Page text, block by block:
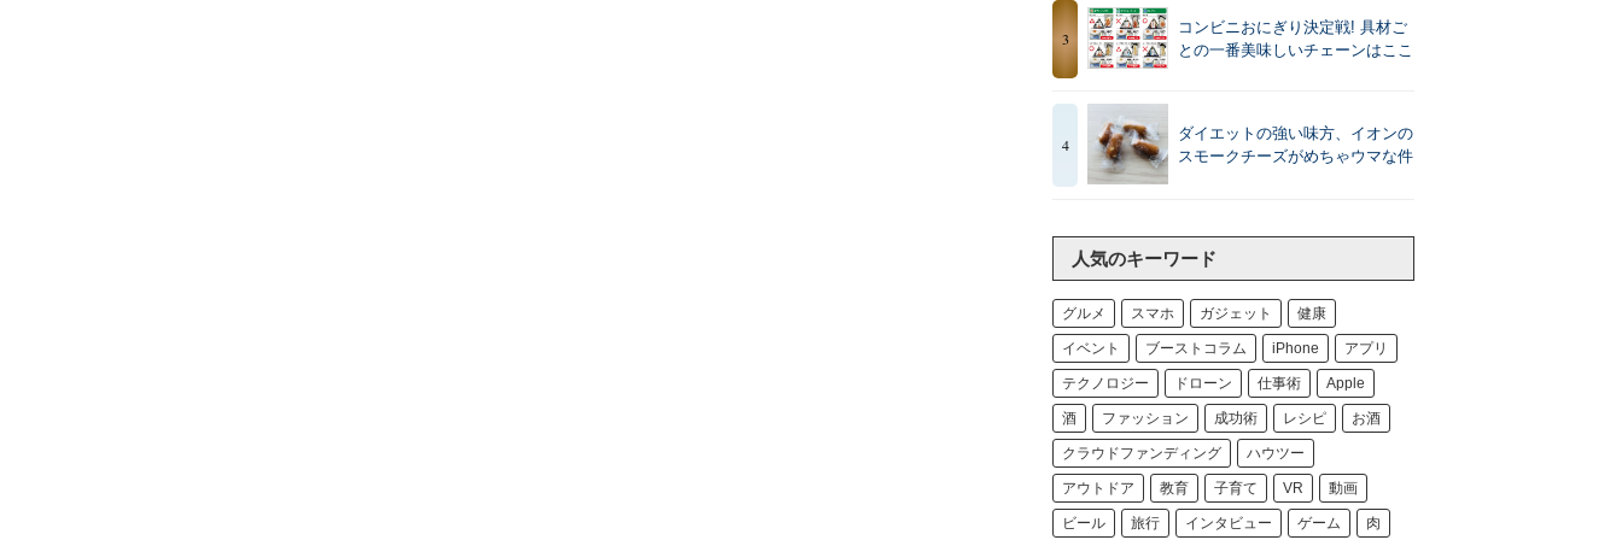
3
コンビニおにぎり決定戦! 具材ご
との一番美味しいチェーンはここ
4
ダイエットの強い味方、イオンの
スモークチーズがめちゃウマな件
人気のキーワード
グルメ スマホ ガジェット 健康
イベント ブーストコラム iPhone アプリ
テクノロジー ドローン 仕事術 Apple
酒 ファッション 成功術 レシピ お酒
クラウドファンディング ハウツー
アウトドア 教育 子育て VR 動画
ビール 旅行 インタビュー ゲーム 肉